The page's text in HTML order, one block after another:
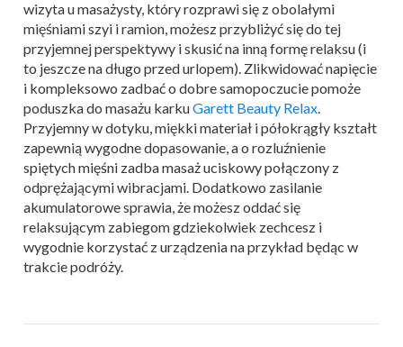
wizyta u masażysty, który rozprawi się z obolałymi
mięśniami szyi i ramion, możesz przybliżyć się do tej
przyjemnej perspektywy i skusić na inną formę relaksu (i
to jeszcze na długo przed urlopem). Zlikwidować napięcie
i kompleksowo zadbać o dobre samopoczucie pomoże
poduszka do masażu karkuGarett Beauty Relax.
Przyjemny w dotyku, miękki materiał i półokrągły kształt
zapewnią wygodne dopasowanie, a o rozluźnienie
spiętych mięśni zadba masaż uciskowy połączony z
odprężającymi wibracjami. Dodatkowo zasilanie
akumulatorowe sprawia, że możesz oddać się
relaksującym zabiegom gdziekolwiek zechcesz i
wygodnie korzystać z urządzenia na przykład będąc w
trakcie podróży.